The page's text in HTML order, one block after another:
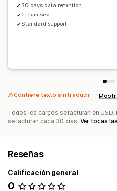
Color y fuente Emojis y stickers
Horario de apertura
30 days data retention
1 team seat
Standard support
Contiene texto sin traducir
Todos los cargos se facturan en
se facturan cada 30 días. Ver todas
Reseñas
Calificación general
0